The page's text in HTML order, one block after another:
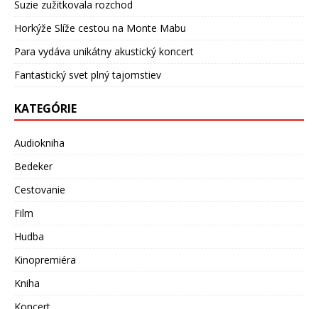
Suzie zužitkovala rozchod
Horkýže Slíže cestou na Monte Mabu
Para vydáva unikátny akustický koncert
Fantastický svet plný tajomstiev
KATEGÓRIE
Audiokniha
Bedeker
Cestovanie
Film
Hudba
Kinopremiéra
Kniha
Koncert